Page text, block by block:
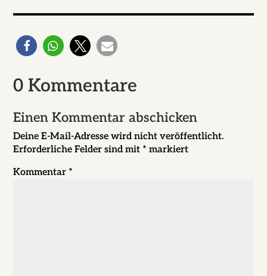
0 Kommentare
Einen Kommentar abschicken
Deine E-Mail-Adresse wird nicht veröffentlicht.
Erforderliche Felder sind mit * markiert
Kommentar *